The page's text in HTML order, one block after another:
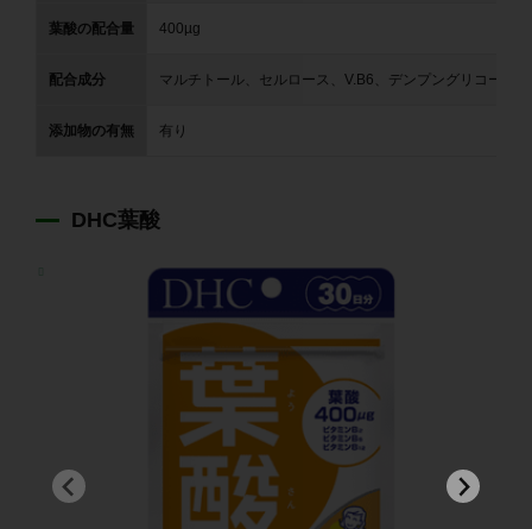
葉酸の配合量 400µg
配合成分 マルチトール、セルロース、V.B6、デンプングリコール
添加物の有無 有り
DHC葉酸